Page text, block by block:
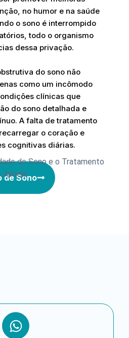
no humor e na saúde
o sono é interrompido
todo o organismo
dessa privação.
do sono não
como um incômodo
clínicas que
do sono detalhada e
A falta de tratamento
o coração e
cognitivas diárias.
de Sono